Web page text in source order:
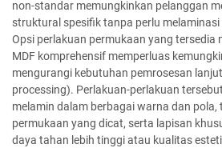
non-standar memungkinkan pelanggan
struktural spesifik tanpa perlu
Opsi perlakuan permukaan yang tersedia
MDF komprehensif memperluas
mengurangi kebutuhan pemrosesan
processing). Perlakuan-perlakuan
melamin dalam berbagai warna dan pola,
permukaan yang dicat, serta lapisan
daya tahan lebih tinggi atau kualitas